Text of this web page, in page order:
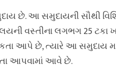
છે. આ સમુદાયની સૌથી
વસ્તીના લગભગ 25 ટકા
આપે છે, ત્યારે આ સમુદાય
આપવામાં આવે છે.